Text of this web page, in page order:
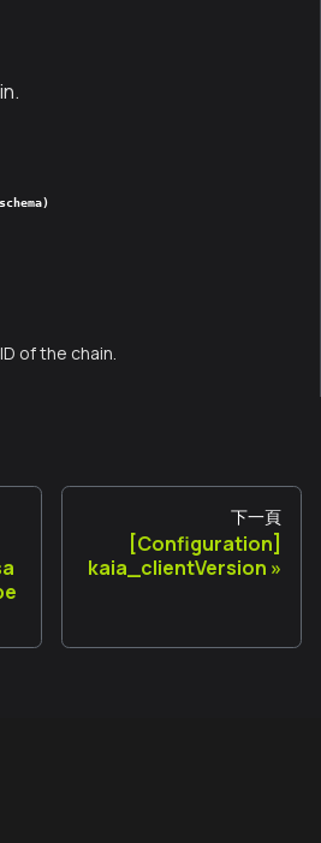
of the chain.
下一頁
[Configuration]
kaia_clientVersion